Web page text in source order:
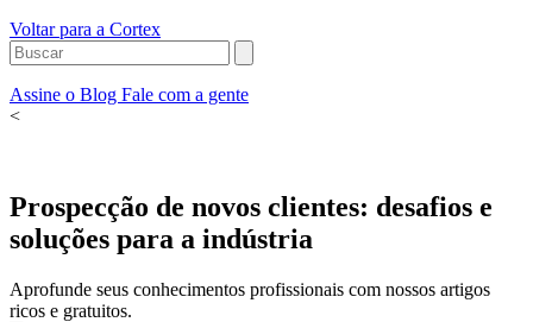
Voltar para a Cortex
Assine o Blog Fale com a gente
<
Prospecção de novos clientes: desafios e
soluções para a indústria
Aprofunde seus conhecimentos profissionais com nossos artigos
ricos e gratuitos.